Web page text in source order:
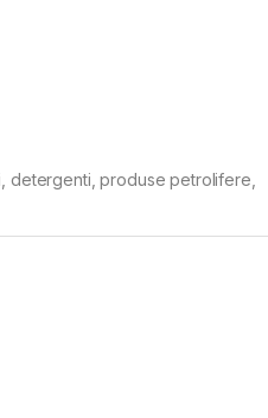
detergenti, produse petrolifere,